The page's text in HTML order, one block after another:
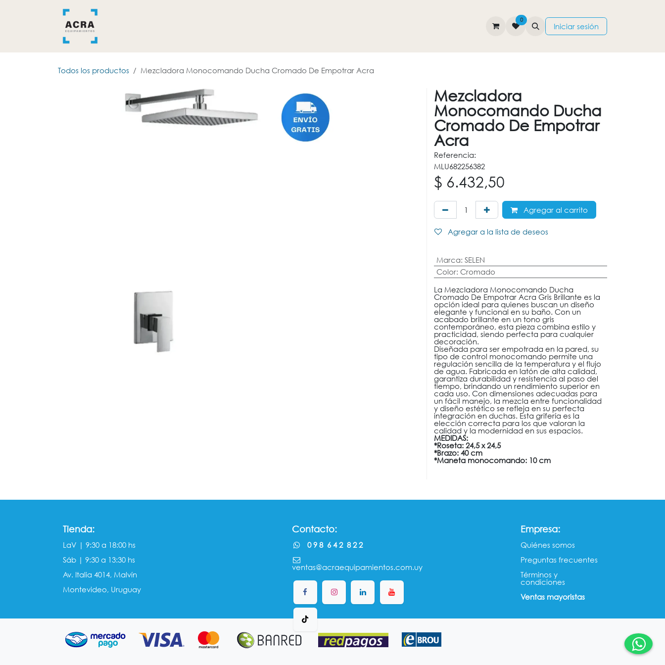
CONTÁCTENOS
0
Iniciar sesión
Todos los productos Mezcladora Monocomando Ducha Cromado De Empotrar Acra
Mezcladora
Monocomando Ducha
Cromado De Empotrar
Acra
Referencia:
MLU682256382
$ 6.432,50
Agregar al carrito
Agregar a la lista de deseos
Marca: SELEN
Color: Cromado
La Mezcladora Monocomando Ducha
Cromado De Empotrar Acra Gris Brillante es la
opción ideal para quienes buscan un diseño
elegante y funcional en su baño. Con un
acabado brillante en un tono gris
contemporáneo, esta pieza combina estilo y
practicidad, siendo perfecta para cualquier
decoración.
Diseñada para ser empotrada en la pared, su
tipo de control monocomando permite una
regulación sencilla de la temperatura y el flujo
de agua. Fabricada en latón de alta calidad,
garantiza durabilidad y resistencia al paso del
tiempo, brindando un rendimiento superior en
cada uso. Con dimensiones adecuadas para
un fácil manejo, la mezcla entre funcionalidad
y diseño estético se refleja en su perfecta
integración en duchas. Esta grifería es la
elección correcta para los que valoran la
calidad y la modernidad en sus espacios.
MEDIDAS:
*Roseta: 24,5 x 24,5
*Brazo: 40 cm
*Maneta monocomando: 10 cm
Empresa:
Quiénes somos​​
Preguntas frecuentes
Términos y
condiciones
Ventas mayorista​s
Tienda:
LaV | 9:30 a 18:00 hs
Sáb | 9:30 a 13:30 hs
Av. Italia 4014, Malvín
Montevideo, Uruguay
Contacto:
0 9 8 6 4 2 8 2 2
ventas@acraequipamientos.com.uy